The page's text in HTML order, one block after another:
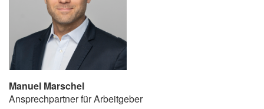
Manuel Marschel
Ansprechpartner für Arbeitgeber